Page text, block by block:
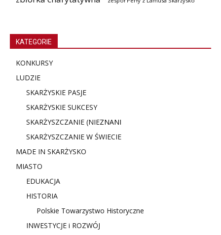
KATEGORIE
KONKURSY
LUDZIE
SKARŻYSKIE PASJE
SKARŻYSKIE SUKCESY
SKARŻYSZCZANIE (NIEZNANI
SKARŻYSZCZANIE W ŚWIECIE
MADE IN SKARŻYSKO
MIASTO
EDUKACJA
HISTORIA
Polskie Towarzystwo Historyczne
INWESTYCJE i ROZWÓJ